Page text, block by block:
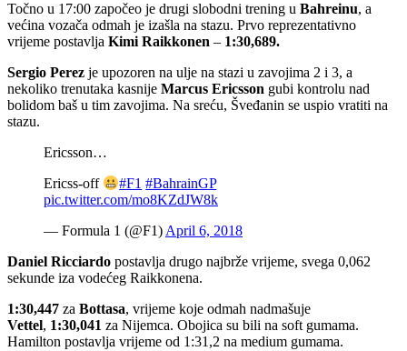
Točno u 17:00 započeo je drugi slobodni trening u Bahreinu, a
većina vozača odmah je izašla na stazu. Prvo reprezentativno
vrijeme postavlja Kimi Raikkonen – 1:30,689.
Sergio Perez je upozoren na ulje na stazi u zavojima 2 i 3, a
nekoliko trenutaka kasnije Marcus Ericsson gubi kontrolu nad
bolidom baš u tim zavojima. Na sreću, Šveđanin se uspio vratiti na
stazu.
Ericsson…
Ericss-off #F1 #BahrainGP
pic.twitter.com/mo8KZdJW8k
— Formula 1 (@F1)April 6, 2018
Daniel Ricciardo postavlja drugo najbrže vrijeme, svega 0,062
sekunde iza vodećeg Raikkonena.
1:30,447 za Bottasa, vrijeme koje odmah nadmašuje
Vettel, 1:30,041 za Nijemca. Obojica su bili na soft gumama.
Hamilton postavlja vrijeme od 1:31,2 na medium gumama.